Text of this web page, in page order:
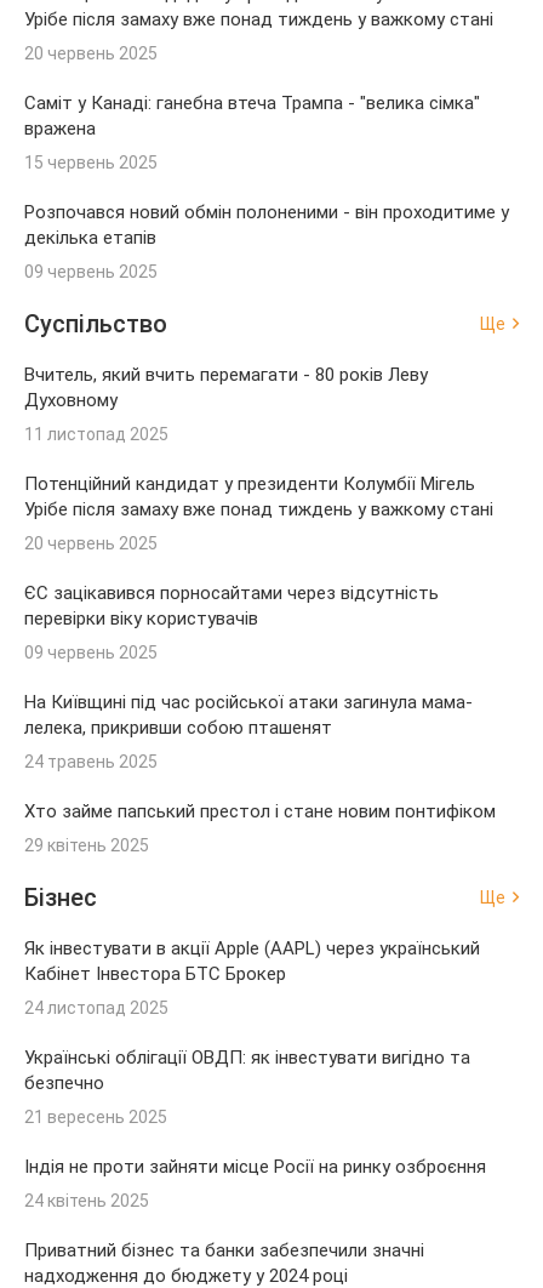
Урібе після замаху вже понад тиждень у важкому стані
20 червень 2025
Саміт у Канаді: ганебна втеча Трампа - "велика сімка"
вражена
15 червень 2025
Розпочався новий обмін полоненими - він проходитиме у
декілька етапів
09 червень 2025
Суспільство Ще
Вчитель, який вчить перемагати - 80 років Леву
Духовному
11 листопад 2025
Потенційний кандидат у президенти Колумбії Мігель
Урібе після замаху вже понад тиждень у важкому стані
20 червень 2025
ЄС зацікавився порносайтами через відсутність
перевірки віку користувачів
09 червень 2025
На Київщині під час російської атаки загинула мама-
лелека, прикривши собою пташенят
24 травень 2025
Хто займе папський престол і стане новим понтифіком
29 квітень 2025
Бізнес Ще
Як інвестувати в акції Apple (AAPL) через український
Кабінет Інвестора БТС Брокер
24 листопад 2025
Українські облігації ОВДП: як інвестувати вигідно та
безпечно
21 вересень 2025
Індія не проти зайняти місце Росії на ринку озброєння
24 квітень 2025
Приватний бізнес та банки забезпечили значні
надходження до бюджету у 2024 році